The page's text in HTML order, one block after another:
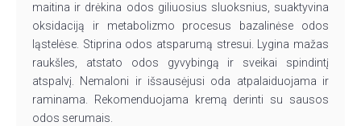
maitina ir drėkina odos giliuosius sluoksnius, suaktyvina
oksidaciją ir metabolizmo procesus bazalinėse odos
ląstelėse. Stiprina odos atsparumą stresui. Lygina mažas
raukšles, atstato odos gyvybingą ir sveikai spindintį
atspalvį. Nemaloni ir išsausėjusi oda atpalaiduojama ir
raminama. Rekomenduojama kremą derinti su sausos
odos serumais.